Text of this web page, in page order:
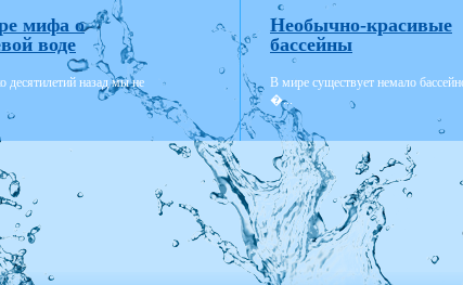
мифа о
воде
десятилетий назад мы не
Необычно-красивые
бассейны
В мире существует немало
�...